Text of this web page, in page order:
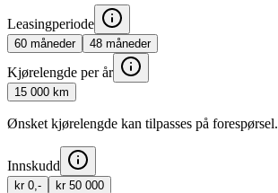
Leasingperiode
60 måneder 48 måneder
Kjørelengde per år
15 000 km
Ønsket kjørelengde kan tilpasses på forespørsel.
Innskudd
kr 0,- kr 50 000